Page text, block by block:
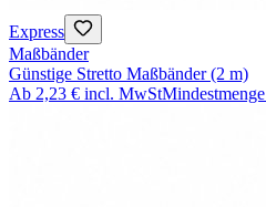
Express
Maßbänder
Günstige Stretto Maßbänder (2 m)
Ab 2,23 € incl. MwStMindestmenge